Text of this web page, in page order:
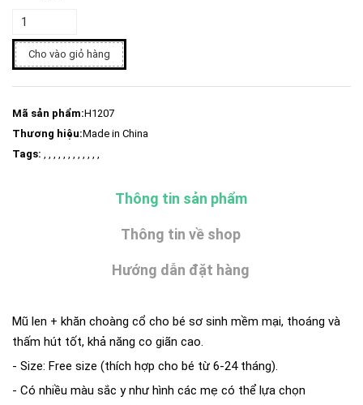
Cho vào giỏ hàng
Mã sản phẩm:H1207
Thương hiệu:Made in China
Tags: , , , , , , , , , , , ,
Thông tin sản phẩm
Thông tin về shop
Hướng dẫn đặt hàng
Mũ len + khăn choàng cổ cho bé sơ sinh mềm mại, thoáng và
thấm hút tốt, khả năng co giãn cao.
- Size: Free size (thích hợp cho bé từ 6-24 tháng).
- Có nhiều màu sắc y như hình các mẹ có thể lựa chọn